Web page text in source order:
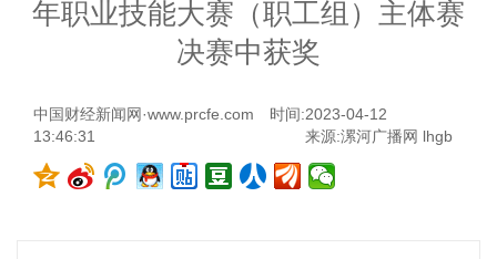
年职业技能大赛（职工组）主体赛
决赛中获奖
中国财经新闻网·www.prcfe.com
时间:2023-04-12
13:46:31
来源:漯河广播网 lhgb